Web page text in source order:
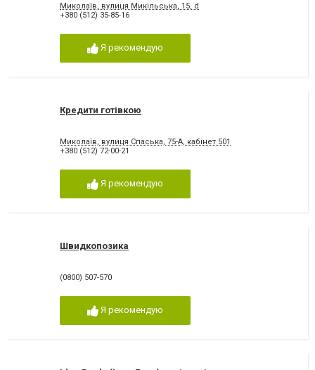
Миколаїв, вулиця Микільська, 15, d
+380 (512) 35-85-16
Я рекомендую
Кредити готівкою
Миколаїв, вулиця Спаська, 75-А, кабінет 501
+380 (512) 72-00-21
Я рекомендую
Швидкопозика
(0800) 507-570
Я рекомендую